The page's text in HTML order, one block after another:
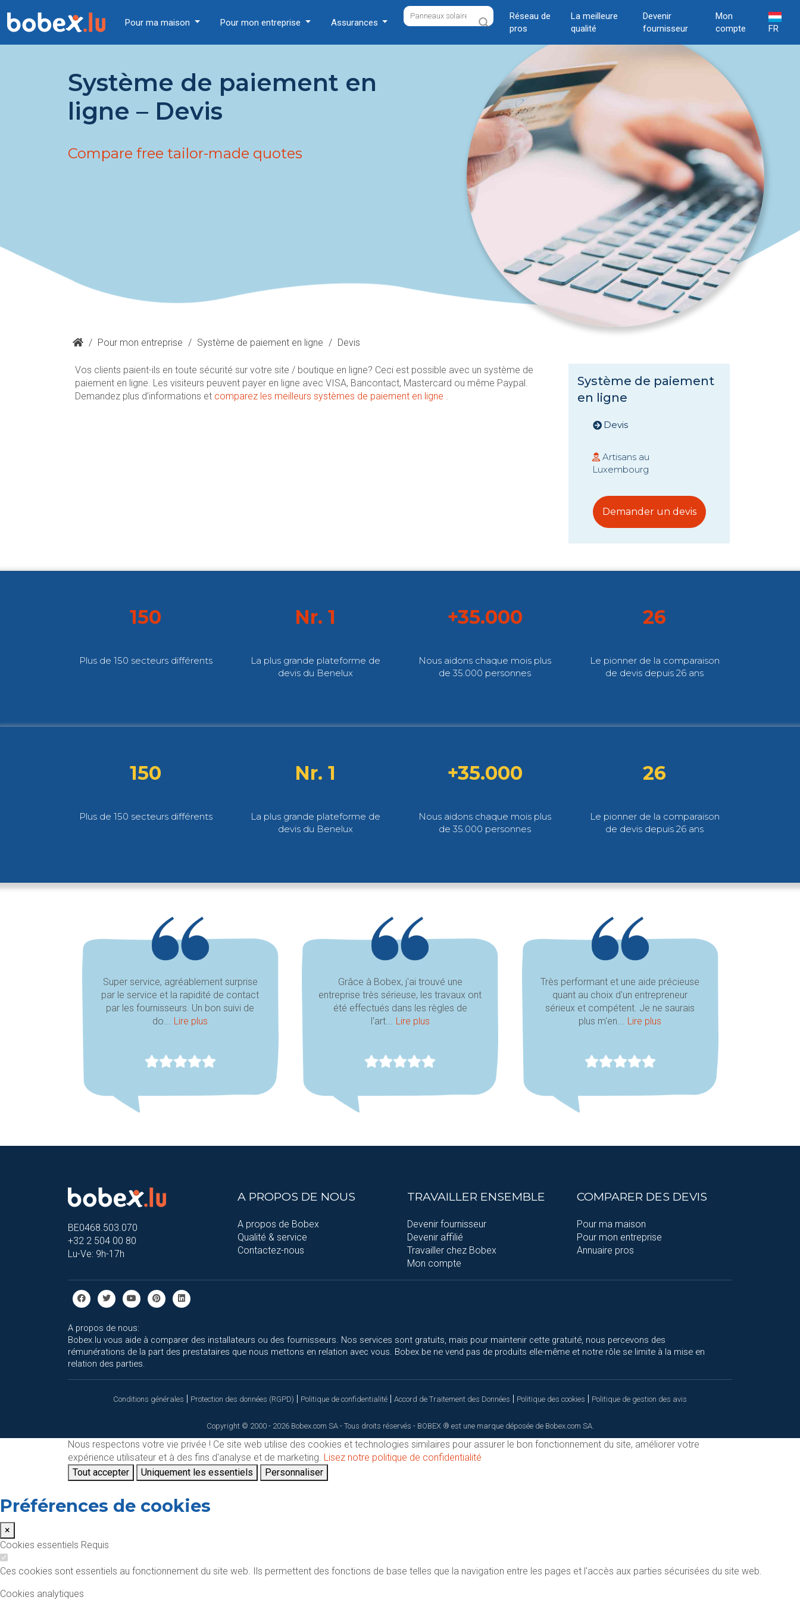
Pour ma maison Pour mon entreprise Assurances
Réseau de
pros
La meilleure
qualité
Devenir
fournisseur
Mon
compte
FR
Système de paiement en
ligne – Devis
Compare free tailor-made quotes
/ Pour mon entreprise / Système de paiement en ligne / Devis
Vos clients paient-ils en toute sécurité sur votre site / boutique en ligne? Ceci est possible avec un système de
paiement en ligne. Les visiteurs peuvent payer en ligne avec VISA, Bancontact, Mastercard ou même Paypal.
Demandez plus d’informations et comparez les meilleurs systèmes de paiement en ligne .
Système de paiement
en ligne
Devis
Artisans au
Luxembourg
Demander un devis
150
Plus de 150 secteurs différents
Nr. 1
La plus grande plateforme de
devis du Benelux
+35.000
Nous aidons chaque mois plus
de 35.000 personnes
26
Le pionner de la comparaison
de devis depuis 26 ans
150
Plus de 150 secteurs différents
Nr. 1
La plus grande plateforme de
devis du Benelux
+35.000
Nous aidons chaque mois plus
de 35.000 personnes
26
Le pionner de la comparaison
de devis depuis 26 ans
Super service, agréablement surprise
par le service et la rapidité de contact
par les fournisseurs. Un bon suivi de
do... Lire plus
Grâce à Bobex, j'ai trouvé une
entreprise très sérieuse, les travaux ont
été effectués dans les règles de
l'art... Lire plus
Très performant et une aide précieuse
quant au choix d'un entrepreneur
sérieux et compétent. Je ne saurais
plus m'en... Lire plus
BE0468.503.070
+32 2 504 00 80
Lu-Ve: 9h-17h
A PROPOS DE NOUS
A propos de Bobex
Qualité & service
Contactez-nous
TRAVAILLER ENSEMBLE
Devenir fournisseur
Devenir affilié
Travailler chez Bobex
Mon compte
COMPARER DES DEVIS
Pour ma maison
Pour mon entreprise
Annuaire pros
A propos de nous:
Bobex.lu vous aide à comparer des installateurs ou des fournisseurs. Nos services sont gratuits, mais pour maintenir cette gratuité, nous percevons des
rémunérations de la part des prestataires que nous mettons en relation avec vous. Bobex.be ne vend pas de produits elle-même et notre rôle se limite à la mise en
relation des parties.
Conditions générales | Protection des données (RGPD) | Politique de confidentialité | Accord de Traitement des Données | Politique des cookies | Politique de gestion des avis
Copyright © 2000 - 2026 Bobex.com SA - Tous droits réservés - BOBEX ® est une marque déposée de Bobex.com SA.
Nous respectons votre vie privée ! Ce site web utilise des cookies et technologies similaires pour assurer le bon fonctionnement du site, améliorer votre
expérience utilisateur et à des fins d'analyse et de marketing. Lisez notre politique de confidentialité
Tout accepter
Uniquement les essentiels Personnaliser
Préférences de cookies
×
Cookies essentiels Requis
Ces cookies sont essentiels au fonctionnement du site web. Ils permettent des fonctions de base telles que la navigation entre les pages et l'accès aux parties sécurisées du site web.
Cookies analytiques